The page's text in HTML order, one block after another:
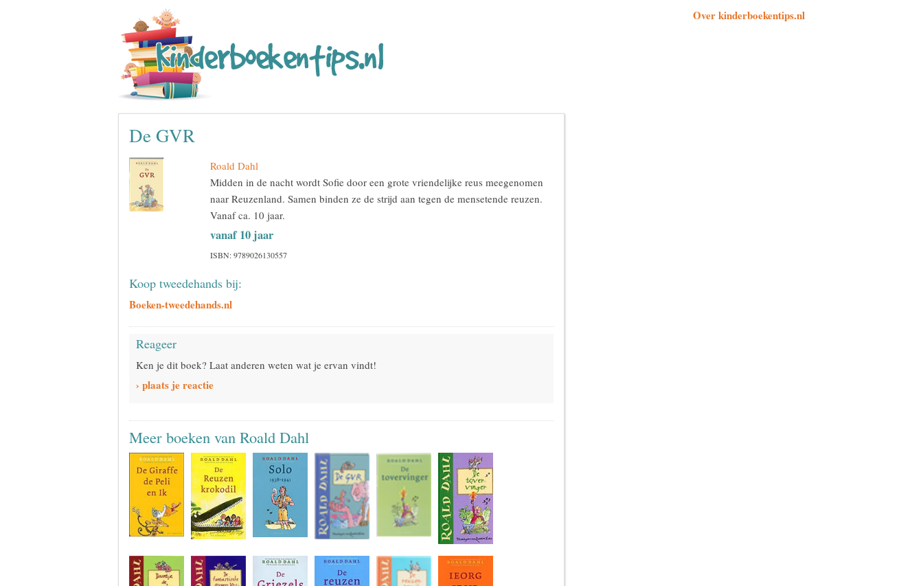
Over kinderboekentips.nl
De GVR
Roald Dahl
Midden in de nacht wordt Sofie door een grote vriendelijke reus meegenomen
naar Reuzenland. Samen binden ze de strijd aan tegen de mensetende reuzen.
Vanaf ca. 10 jaar.
vanaf 10 jaar
ISBN: 9789026130557
Koop tweedehands bij:
Boeken-tweedehands.nl
Reageer
Ken je dit boek? Laat anderen weten wat je ervan vindt!
› plaats je reactie
Meer boeken van Roald Dahl